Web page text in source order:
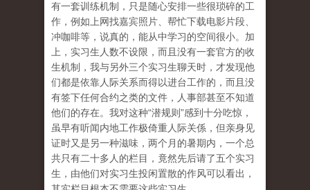
有一套训练机制，只是随心安排一些很琐碎的工
作，例如上网找嘉宾照片、帮忙下载电影片段、
冲咖啡等，说真的，能从中学习的空间很小。加
上，实习生人数不设限，而且没有一套官方的收
生机制，我与另外三个实习生聊天时，才发现他
们都是依靠人际关系而得以进台工作的，而且没
有签下任何合约之类的文件，人事部甚至不知道
他们的存在。我对这种“潜规则”感到十分吃惊，
虽早有听闻内地工作极倚重人际关係，但亲身见
证时又是另一种滋味，两个月的暑期内，一个总
共只有二十多人的栏目，竟然先后请了五个实习
生，由他们对实习生投闲置散的作风可以看出，